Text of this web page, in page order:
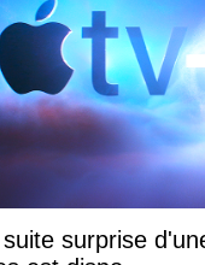
surprise